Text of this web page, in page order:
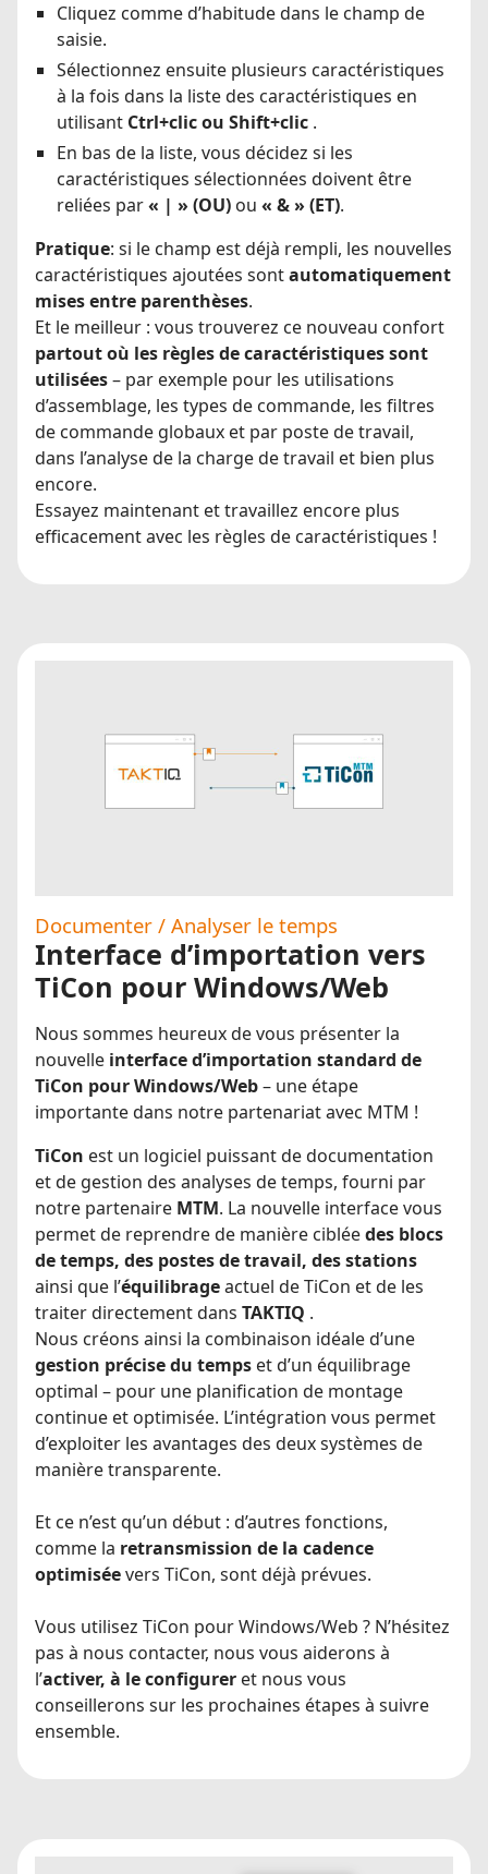
Cliquez comme d’habitude dans le champ de
saisie.
Sélectionnez ensuite plusieurs caractéristiques
à la fois dans la liste des caractéristiques en
utilisant Ctrl+clic ou Shift+clic .
En bas de la liste, vous décidez si les
caractéristiques sélectionnées doivent être
reliées par« | » (OU) ou « & » (ET).
Pratique: si le champ est déjà rempli, les nouvelles
caractéristiques ajoutées sontautomatiquement
mises entre parenthèses.
Et le meilleur : vous trouverez ce nouveau confort
partout où les règles de caractéristiques sont
utilisées– par exemple pour les utilisations
d’assemblage, les types de commande, les filtres
de commande globaux et par poste de travail,
dans l’analyse de la charge de travail et bien plus
encore.
Essayez maintenant et travaillez encore plus
efficacement avec les règles de caractéristiques !
Documenter / Analyser le temps
Interface d’importation vers
TiCon pour Windows/Web
Nous sommes heureux de vous présenter la
nouvelle interface d’importation standard de
TiCon pour Windows/Web– une étape
importante dans notre partenariat avec MTM !
TiCon est un logiciel puissant de documentation
et de gestion des analyses de temps, fourni par
notre partenaire MTM. La nouvelle interface vous
permet de reprendre de manière cibléedes blocs
de temps, des postes de travail, des stations
ainsi que l’équilibrageactuel de TiCon et de les
traiter directement dans TAKTIQ .
Nous créons ainsi la combinaison idéale d’une
gestion précise du temps et d’un équilibrage
optimal – pour une planification de montage
continue et optimisée. L’intégration vous permet
d’exploiter les avantages des deux systèmes de
manière transparente.
Et ce n’est qu’un début : d’autres fonctions,
comme la retransmission de la cadence
optimiséevers TiCon, sont déjà prévues.
Vous utilisez TiCon pour Windows/Web ? N’hésitez
pas à nous contacter, nous vous aiderons à
l’activer, à le configurer et nous vous
conseillerons sur les prochaines étapes à suivre
ensemble.